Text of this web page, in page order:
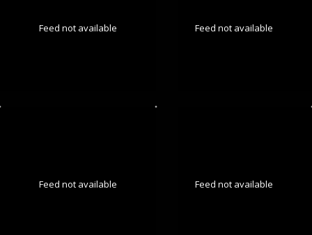
Feed not available Feed not available
Feed not available Feed not available